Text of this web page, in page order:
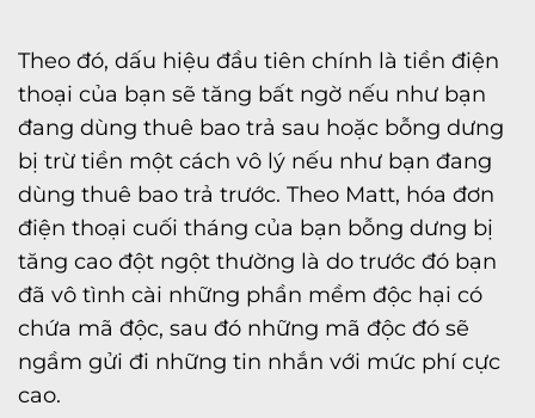
Theo đó, dấu hiệu đầu tiên chính là tiền điện
thoại của bạn sẽ tăng bất ngờ nếu như bạn
đang dùng thuê bao trả sau hoặc bỗng dưng
bị trừ tiền một cách vô lý nếu như bạn đang
dùng thuê bao trả trước. Theo Matt, hóa đơn
điện thoại cuối tháng của bạn bỗng dưng bị
tăng cao đột ngột thường là do trước đó bạn
đã vô tình cài những phần mềm độc hại có
chứa mã độc, sau đó những mã độc đó sẽ
ngầm gửi đi những tin nhắn với mức phí cực
cao.